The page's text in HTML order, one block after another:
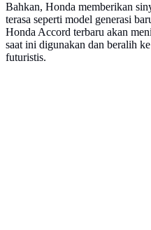
Bahkan, Honda memberikan
terasa seperti model generasi
Honda Accord terbaru akan
saat ini digunakan dan beralih
futuristis.